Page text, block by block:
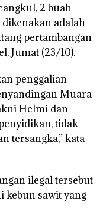
2 buah
dikenakan adalah
pertambangan
Jumat (23/10).
penggalian
Muara
Helmi dan
tidak
tersangka,” kata
ilegal tersebut
kebun sawit yang